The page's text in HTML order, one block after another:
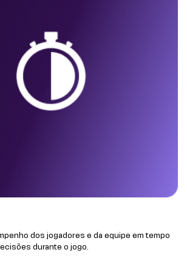
dos jogadores e da equipe em tempo
durante o jogo.